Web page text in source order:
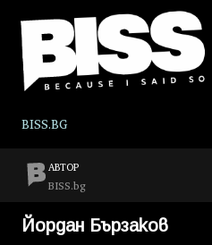
BISS.BG
АВТОР
BISS.bg
Йордан Бързаков